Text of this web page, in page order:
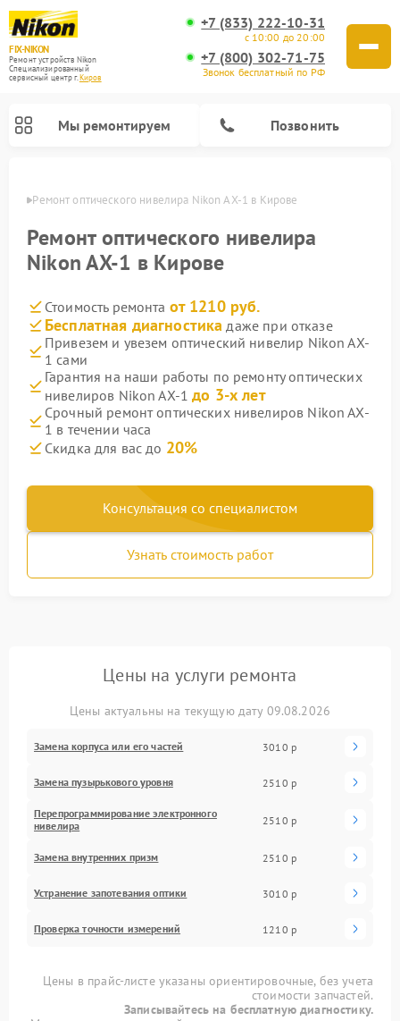
FIX-NIKON
Ремонт устройств Nikon
Специализированный
cервисный центр г.Киров
+7 (833) 222-10-31
с 10:00 до 20:00
+7 (800) 302-71-75
Звонок бесплатный по РФ
Мы ремонтируем Позвонить
Ремонт оптического нивелира Nikon AX-1 в Кирове
Ремонт оптического нивелира
Nikon AX-1 в Кирове
Стоимость ремонта от 1210 руб.
Бесплатная диагностика даже при отказе
Привезем и увезем оптический нивелир Nikon AX-
1 сами
Гарантия на наши работы по ремонту оптических
нивелиров Nikon AX-1до 3-х лет
Срочный ремонт оптических нивелиров Nikon AX-
1 в течении часа
Скидка для вас до 20%
Консультация со специалистом
Узнать стоимость работ
Цены на услуги ремонта
Цены актуальны на текущую дату 09.08.2026
Замена корпуса или его частей 3010 р
Замена пузырькового уровня 2510 р
Перепрограммирование электронного
нивелира
2510 р
Замена внутренних призм 2510 р
Устранение запотевания оптики 3010 р
Проверка точности измерений 1210 р
Цены в прайс-листе указаны ориентировочные, без учета
стоимости запчастей.
Записывайтесь на бесплатную диагностику.